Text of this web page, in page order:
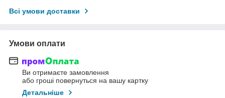
Всі умови доставки
Умови оплати
Ви отримаєте замовлення
або гроші повернуться на вашу картку
Детальніше